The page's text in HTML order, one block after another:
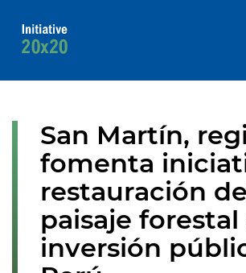
San Martín,
fomenta
restauración
paisaje forestal
inversión